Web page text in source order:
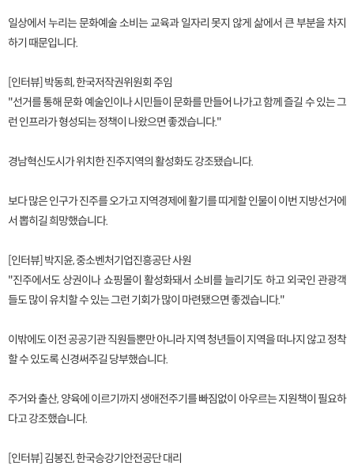
일상에서 누리는 문화예술 소비는 교육과 일자리 못지 않게 삶에서 큰 부분을 차지
하기 때문입니다.
[인터뷰] 박동희, 한국저작권위원회 주임
"선거를 통해 문화 예술인이나 시민들이 문화를 만들어 나가고 함께 즐길 수 있는 그
런 인프라가 형성되는 정책이 나왔으면 좋겠습니다."
경남혁신도시가 위치한 진주지역의 활성화도 강조됐습니다.
보다 많은 인구가 진주를 오가고 지역경제에 활기를 띠게할 인물이 이번 지방선거에
서 뽑히길 희망했습니다.
[인터뷰] 박지윤, 중소벤처기업진흥공단 사원
"진주에서도 상권이나 쇼핑몰이 활성화돼서 소비를 늘리기도 하고 외국인 관광객
들도 많이 유치할 수 있는 그런 기회가 많이 마련됐으면 좋겠습니다."
이밖에도 이전 공공기관 직원들뿐만 아니라 지역 청년들이 지역을 떠나지 않고 정착
할 수 있도록 신경써주길 당부했습니다.
주거와 출산, 양육에 이르기까지 생애전주기를 빠짐없이 아우르는 지원책이 필요하
다고 강조했습니다.
[인터뷰] 김봉진, 한국승강기안전공단 대리